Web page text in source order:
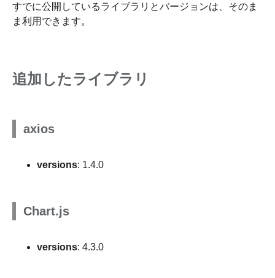
すでに公開しているライブラリとバージョンは、そのま
ま利用できます。
追加したライブラリ
axios
versions: 1.4.0
Chart.js
versions: 4.3.0